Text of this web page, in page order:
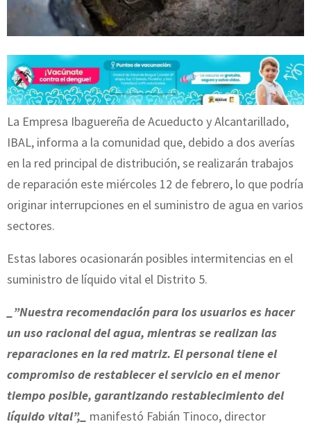
La Empresa Ibaguereña de Acueducto y Alcantarillado,
IBAL, informa a la comunidad que, debido a dos averías
en la red principal de distribución, se realizarán trabajos
de reparación este miércoles 12 de febrero, lo que podría
originar interrupciones en el suministro de agua en varios
sectores.
Estas labores ocasionarán posibles intermitencias en el
suministro de líquido vital el Distrito 5.
_”Nuestra recomendación para los usuarios es hacer
un uso racional del agua, mientras se realizan las
reparaciones en la red matriz. El personal tiene el
compromiso de restablecer el servicio en el menor
tiempo posible, garantizando restablecimiento del
líquido vital”,_
manifestó Fabián Tinoco, director